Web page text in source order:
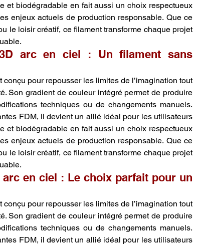
et biodégradable en fait aussi un choix respectueux
enjeux actuels de production responsable. Que ce
le loisir créatif, ce filament transforme chaque projet
arc en ciel : Un filament sans
pour repousser les limites de l’imagination tout
Son gradient de couleur intégré permet de produire
techniques ou de changements manuels.
FDM, il devient un allié idéal pour les utilisateurs
et biodégradable en fait aussi un choix respectueux
enjeux actuels de production responsable. Que ce
le loisir créatif, ce filament transforme chaque projet
en ciel : Le choix parfait pour un
pour repousser les limites de l’imagination tout
Son gradient de couleur intégré permet de produire
techniques ou de changements manuels.
FDM, il devient un allié idéal pour les utilisateurs